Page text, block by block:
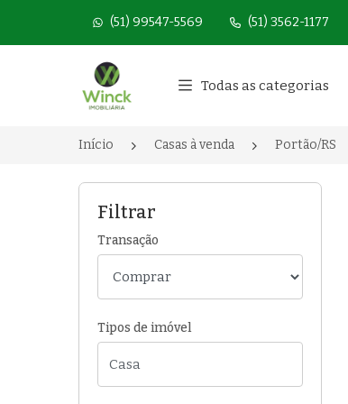
(51) 99547-5569 (51) 3562-1177
Página inicial
Todas as categorias
Início Casas à venda Portão/RS
Filtrar
Transação
Tipos de imóvel